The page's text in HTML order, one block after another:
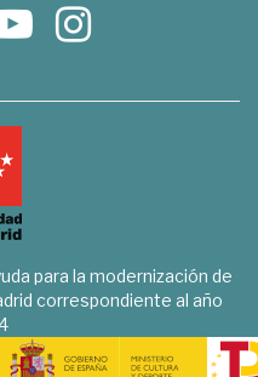
para la modernización de
correspondiente al año